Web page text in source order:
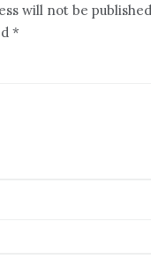
will not be
*